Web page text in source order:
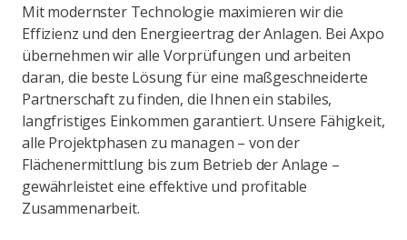
Mit modernster Technologie maximieren wir die
Effizienz und den Energieertrag der Anlagen. Bei Axpo
übernehmen wir alle Vorprüfungen und arbeiten
daran, die beste Lösung für eine maßgeschneiderte
Partnerschaft zu finden, die Ihnen ein stabiles,
langfristiges Einkommen garantiert. Unsere Fähigkeit,
alle Projektphasen zu managen – von der
Flächenermittlung bis zum Betrieb der Anlage –
gewährleistet eine effektive und profitable
Zusammenarbeit.